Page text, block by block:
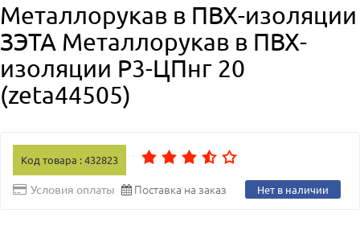
Металлорукав в ПВХ-изоляции
ЗЭТА Металлорукав в ПВХ-
изоляции Р3-ЦПнг 20
(zeta44505)
Код товара : 432823
Условия оплаты Поставка на заказ Нет в наличии